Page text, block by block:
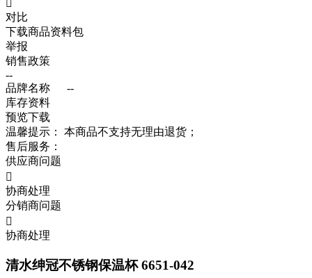
对比
下载商品资料包
举报
销售政策
--
品牌名称
--
库存资料
预览下载
温馨提示：
本商品不支持无理由退货；
售后服务：
供应商问题

协商处理
分销商问题

协商处理
清水绅冠不锈钢保温杯 6651-042